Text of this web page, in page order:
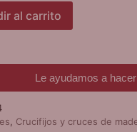
al carrito
Le ayudamos a
, Crucifijos y cruces de